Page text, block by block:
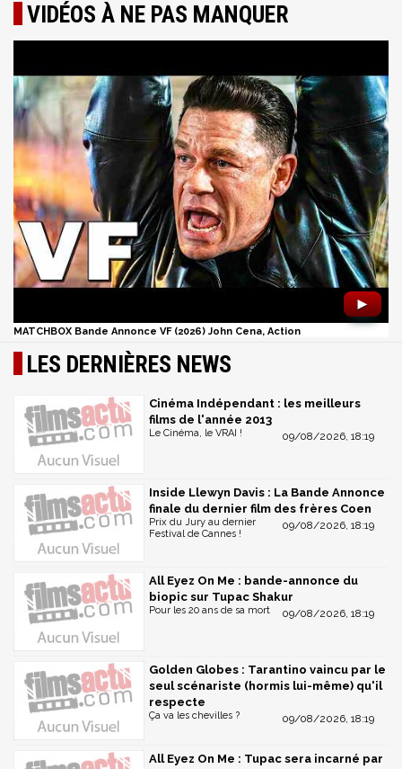
VIDÉOS À NE PAS MANQUER
►
MATCHBOX Bande Annonce VF (2026) John Cena, Action
LES DERNIÈRES NEWS
Cinéma Indépendant : les meilleurs
films de l'année 2013
09/08/2026, 18:19
Le Cinéma, le VRAI !
Inside Llewyn Davis : La Bande Annonce
finale du dernier film des frères Coen
09/08/2026, 18:19
Prix du Jury au dernier
Festival de Cannes !
All Eyez On Me : bande-annonce du
biopic sur Tupac Shakur
09/08/2026, 18:19
Pour les 20 ans de sa mort
Golden Globes : Tarantino vaincu par le
seul scénariste (hormis lui-même) qu'il
respecte
09/08/2026, 18:19
Ça va les chevilles ?
All Eyez On Me : Tupac sera incarné par